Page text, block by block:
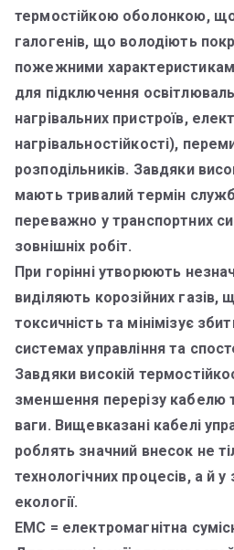
термостійкою оболонкою,
галогенів, що володіють
пожежними
для підключення
нагрівальних пристроїв,
нагрівальностійкості),
розподільників. Завдяки
мають тривалий термін
переважно у транспортних
зовнішніх робіт.
При горінні утворюють
виділяють корозійних газів,
токсичність та мінімізує
системах управління та
Завдяки високій
зменшення перерізу кабелю
ваги. Вищевказані кабелі
роблять значний внесок не
технологічних процесів, а й
екології.
ЕМС = електромагнітна